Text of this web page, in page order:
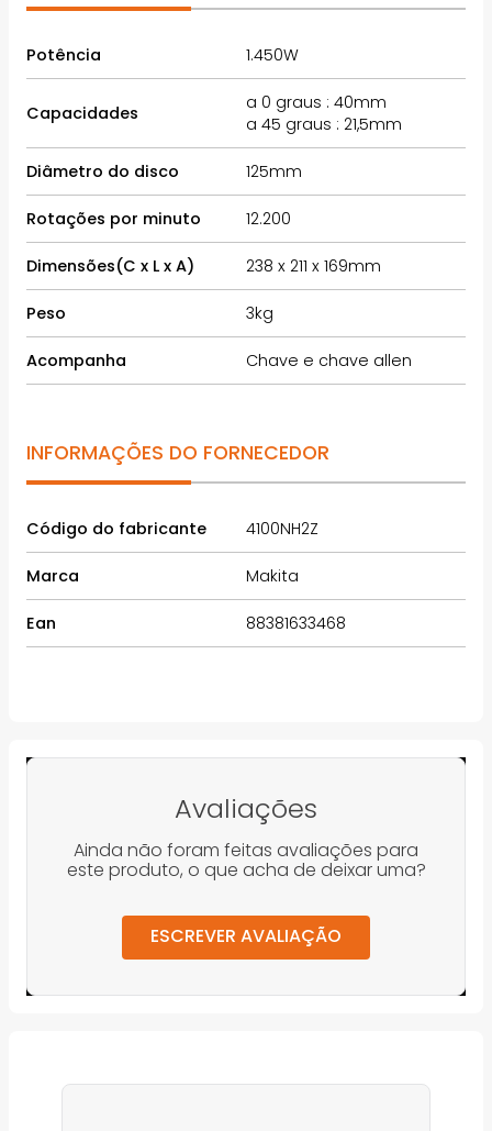
Potência 1.450W
Capacidades
a 0 graus : 40mm
a 45 graus : 21,5mm
Diâmetro do disco 125mm
Rotações por minuto 12.200
Dimensões(C x L x A) 238 x 211 x 169mm
Peso 3kg
Acompanha Chave e chave allen
INFORMAÇÕES DO FORNECEDOR
Código do fabricante 4100NH2Z
Marca Makita
Ean 88381633468
Avaliações
Ainda não foram feitas avaliações para
este produto, o que acha de deixar uma?
ESCREVER AVALIAÇÃO